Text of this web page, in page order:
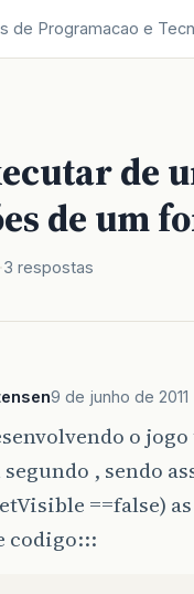
de Programacao e
de
de um
3 respostas
9 de junho de 2011
o
segundo , sendo
==false)
codigo:::